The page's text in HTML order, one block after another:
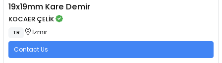
19x19mm Kare Demir
KOCAER ÇELİK
TR İzmir
Contact Us